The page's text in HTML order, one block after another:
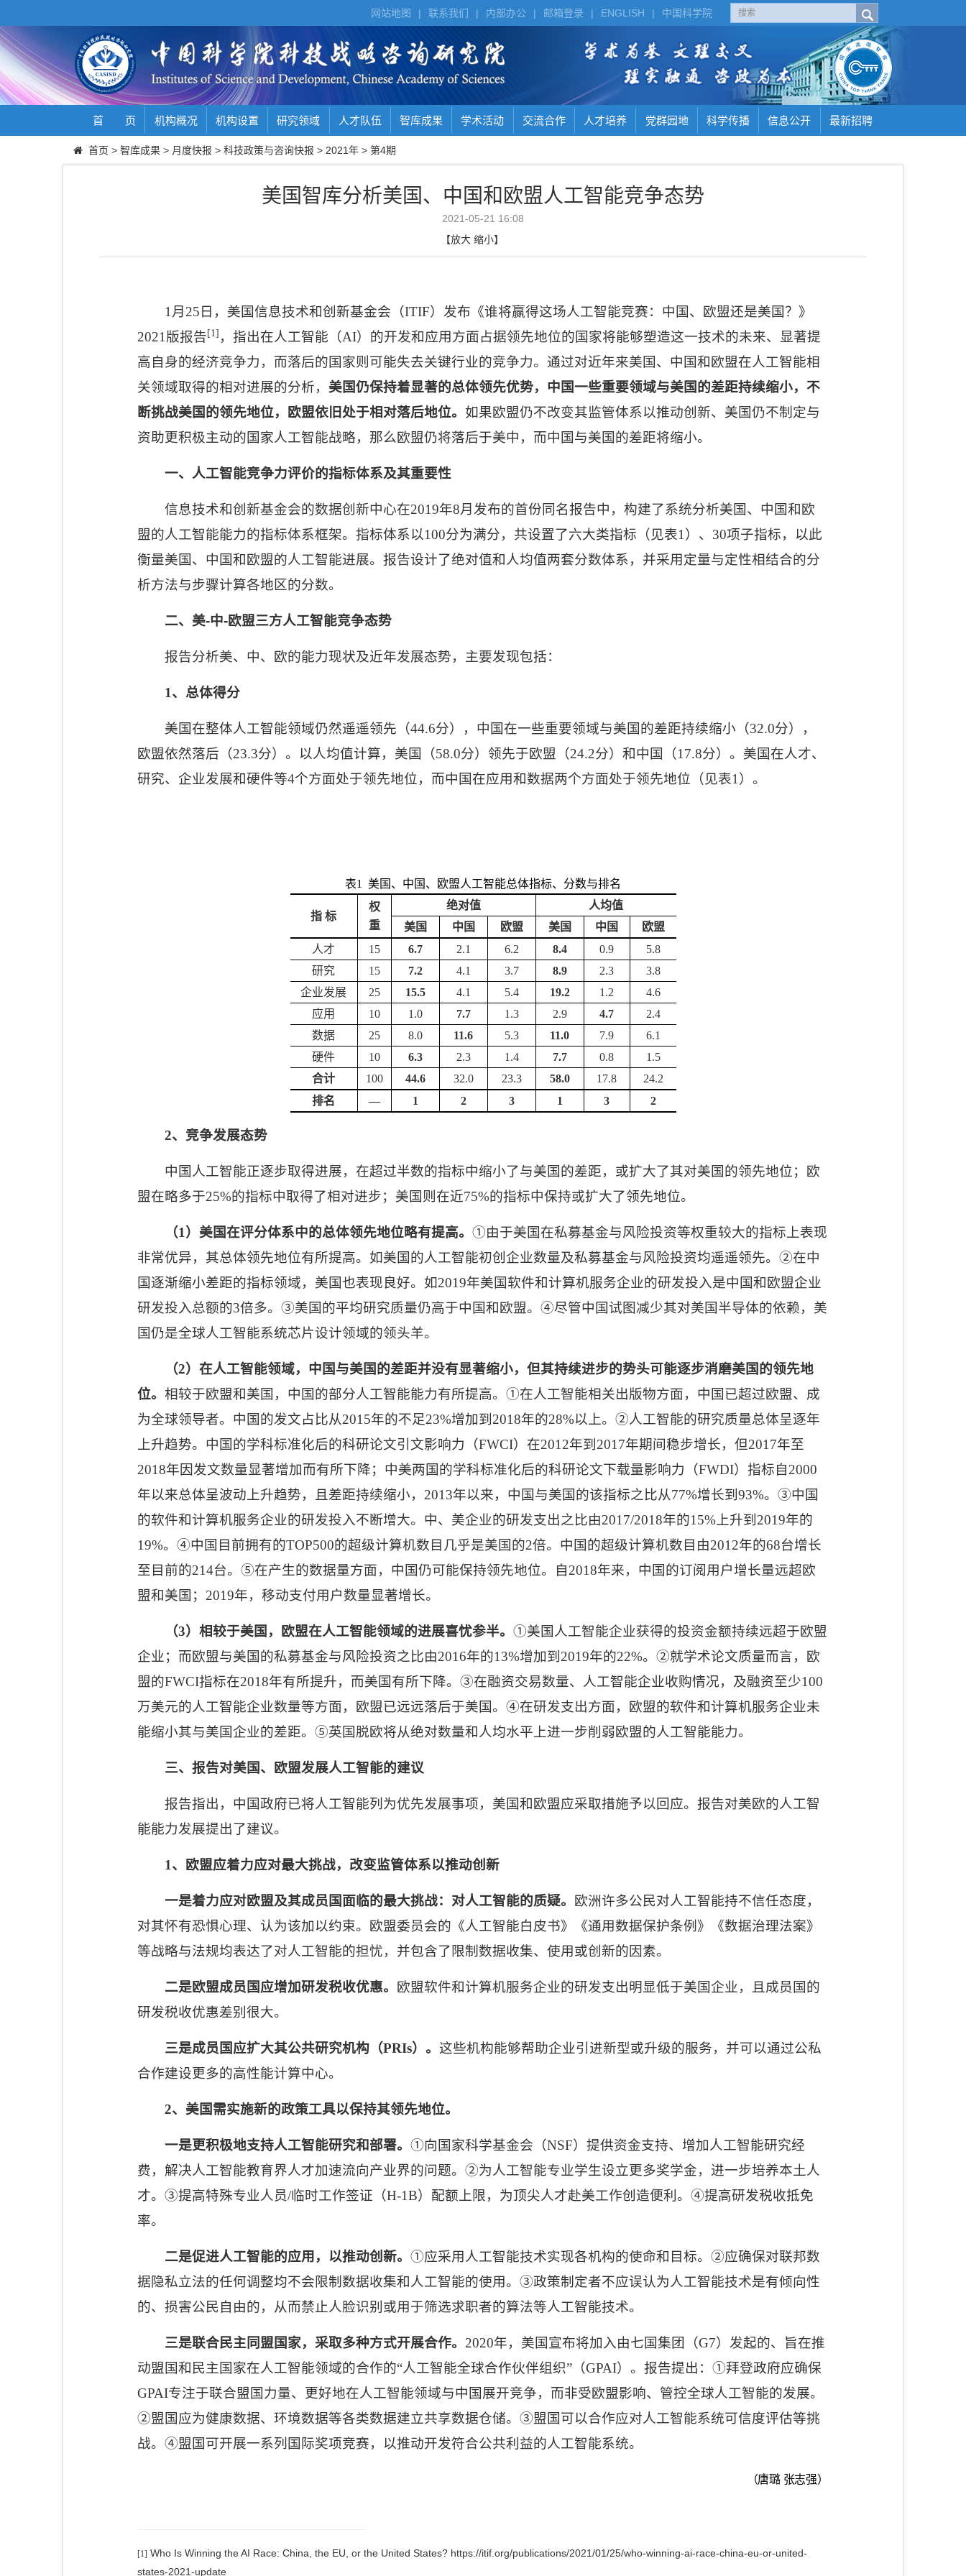
中国科学院
|
ENGLISH
|
邮箱登录
|
内部办公
|
联系我们
|
网站地图
首 页 机构概况 机构设置 研究领域 人才队伍 智库成果 学术活动 交流合作 人才培养 党群园地 科学传播 信息公开 最新招聘
首页 > 智库成果 > 月度快报 > 科技政策与咨询快报 > 2021年 > 第4期
美国智库分析美国、中国和欧盟人工智能竞争态势
2021-05-21 16:08
【放大 缩小】
1 月 25 日，美国信息技术和创新基金会（ITIF）发布《谁将赢得这场人工智能竞赛：中国、欧盟还是美国？》
2021 版报告 [1] ，指出在人工智能（AI）的开发和应用方面占据领先地位的国家将能够塑造这一技术的未来、显著提
高自身的经济竞争力，而落后的国家则可能失去关键行业的竞争力。通过对近年来美国、中国和欧盟在人工智能相
关领域取得的相对进展的分析， 美国仍保持着显著的总体领先优势，中国一些重要领域与美国的差距持续缩小，不
断挑战美国的领先地位，欧盟依旧处于相对落后地位。如果欧盟仍不改变其监管体系以推动创新、美国仍不制定与
资助更积极主动的国家人工智能战略，那么欧盟仍将落后于美中，而中国与美国的差距将缩小。
一、人工智能竞争力评价的指标体系及其重要性
信息技术和创新基金会的数据创新中心在2019年8月发布的首份同名报告中，构建了系统分析美国、中国和欧
盟的人工智能能力的指标体系框架。指标体系以100分为满分，共设置了六大类指标（见表1 ）、 30项子指标，以此
衡量美国、中国和欧盟的人工智能进展。报告设计了绝对值和人均值两套分数体系，并采用定量与定性相结合的分
析方法与步骤计算各地区的分数。
二、美-中-欧盟三方人工智能竞争态势
报告分析美、中、欧的能力现状及近年发展态势，主要发现包括：
1、总体得分
美国在整体人工智能领域仍然遥遥领先（44.6分），中国在一些重要领域与美国的差距持续缩小（32.0分），
欧盟依然落后（23.3分）。以人均值计算，美国（58.0分）领先于欧盟（24.2分）和中国（17.8分）。美国在人才、
研究、企业发展和硬件等4个方面处于领先地位，而中国在应用和数据两个方面处于领先地位（见表1 ）。
表1 美国、中国、欧盟人工智能总体指标、分数与排名
指 标
权
重
绝对值
人均值
美国
中国 欧盟 美国 中国
欧盟
人才
15 6.7 2.1 6.2 8.4 0.9
5.8
研究
15 7.2 4.1 3.7 8.9 2.3
3.8
企业发展
25 15.5 4.1 5.4 19.2 1.2
4.6
应用
10 1.0 7.7 1.3 2.9 4.7
2.4
数据
25 8.0 11.6 5.3 11.0 7.9
6.1
硬件
10 6.3 2.3 1.4 7.7 0.8
1.5
合计
100 44.6 32.0 23.3 58.0 17.8
24.2
排名
— 1 2 3 1 3 2
2、竞争发展态势
中国人工智能正逐步取得进展，在超过半数的指标中缩小了与美国的差距，或扩大了其对美国的领先地位；欧
盟在略多于25%的指标中取得了相对进步；美国则在近75%的指标中保持或扩大了领先地位。
（1 ）美国在评分体系中的总体领先地位略有提高。 ①由于美国在私募基金与风险投资等权重较大的指标上表现
非常优异，其总体领先地位有所提高。如美国的人工智能初创企业数量及私募基金与风险投资均遥遥领先。②在中
国逐渐缩小差距的指标领域，美国也表现良好。如2019年美国软件和计算机服务企业的研发投入是中国和欧盟企业
研发投入总额的3倍多。③美国的平均研究质量仍高于中国和欧盟。④尽管中国试图减少其对美国半导体的依赖，美
国仍是全球人工智能系统芯片设计领域的领头羊。
（2）在人工智能领域，中国与美国的差距并没有显著缩小，但其持续进步的势头可能逐步消磨美国的领先地
位。相较于欧盟和美国，中国的部分人工智能能力有所提高。①在人工智能相关出版物方面，中国已超过欧盟、成
为全球领导者。中国的发文占比从2015年的不足23%增加到 2018年的28%以上。②人工智能的研究质量总体呈逐年
上升趋势。中国的学科标准化后的科研论文引文影响力（FWCI）在2012年到 2017年期间稳步增长，但2017年至
2018年因发文数量显著增加而有所下降；中美两国的学科标准化后的科研论文下载量影响力（FWDI）指标自2000
年以来总体呈波动上升趋势，且差距持续缩小， 2013年以来，中国与美国的该指标之比从77%增长到93%。③中国
的软件和计算机服务企业的研发投入不断增大。中、美企业的研发支出之比由2017/2018年的15% 上升到 2019年的
19%。④中国目前拥有的TOP500的超级计算机数目几乎是美国的2倍。中国的超级计算机数目由2012年的68台增长
至目前的214台。⑤在产生的数据量方面，中国仍可能保持领先地位。自2018年来，中国的订阅用户增长量远超欧
盟和美国； 2019年，移动支付用户数量显著增长。
（3）相较于美国，欧盟在人工智能领域的进展喜忧参半。 ①美国人工智能企业获得的投资金额持续远超于欧盟
企业；而欧盟与美国的私募基金与风险投资之比由2016年的13%增加到 2019年的22%。②就学术论文质量而言，欧
盟的FWCI指标在2018年有所提升，而美国有所下降。③在融资交易数量、人工智能企业收购情况，及融资至少100
万美元的人工智能企业数量等方面，欧盟已远远落后于美国。④在研发支出方面，欧盟的软件和计算机服务企业未
能缩小其与美国企业的差距。⑤英国脱欧将从绝对数量和人均水平上进一步削弱欧盟的人工智能能力。
三、报告对美国、欧盟发展人工智能的建议
报告指出，中国政府已将人工智能列为优先发展事项，美国和欧盟应采取措施予以回应。报告对美欧的人工智
能能力发展提出了建议。
1、欧盟应着力应对最大挑战，改变监管体系以推动创新
一是着力应对欧盟及其成员国面临的最大挑战：对人工智能的质疑。
欧洲许多公民对人工智能持不信任态度，
对其怀有恐惧心理、认为该加以约束。欧盟委员会的《人工智能白皮书》《通用数据保护条例》《数据治理法案》
等战略与法规均表达了对人工智能的担忧，并包含了限制数据收集、使用或创新的因素。
二是欧盟成员国应增加研发税收优惠。
欧盟软件和计算机服务企业的研发支出明显低于美国企业，且成员国的
研发税收优惠差别很大。
三是成员国应扩大其公共研究机构（PRIs）。 这些机构能够帮助企业引进新型或升级的服务，并可以通过公私
合作建设更多的高性能计算中心。
2、美国需实施新的政策工具以保持其领先地位。
一是更积极地支持人工智能研究和部署。 ①向国家科学基金会（NSF）提供资金支持、增加人工智能研究经
费，解决人工智能教育界人才加速流向产业界的问题。②为人工智能专业学生设立更多奖学金，进一步培养本土人
才。③提高特殊专业人员/临时工作签证（H-1B）配额上限，为顶尖人才赴美工作创造便利。④提高研发税收抵免
率。
二是促进人工智能的应用，以推动创新。 ①应采用人工智能技术实现各机构的使命和目标。②应确保对联邦数
据隐私立法的任何调整均不会限制数据收集和人工智能的使用。③政策制定者不应误认为人工智能技术是有倾向性
的、损害公民自由的，从而禁止人脸识别或用于筛选求职者的算法等人工智能技术。
三是联合民主同盟国家，采取多种方式开展合作。 2020年，美国宣布将加入由七国集团（G7）发起的、旨在推
动盟国和民主国家在人工智能领域的合作的“人工智能全球合作伙伴组织”（GPAI）。报告提出：①拜登政府应确保
GPAI专注于联合盟国力量、更好地在人工智能领域与中国展开竞争，而非受欧盟影响、管控全球人工智能的发展。
②盟国应为健康数据、环境数据等各类数据建立共享数据仓储。③盟国可以合作应对人工智能系统可信度评估等挑
战。④盟国可开展一系列国际奖项竞赛，以推动开发符合公共利益的人工智能系统。
（唐璐 张志强）
[1] Who Is Winning the AI Race: China, the EU, or the United States? https://itif.org/publications/2021/01/25/who-winning-ai-race-china-eu-or-united-
states-2021-update